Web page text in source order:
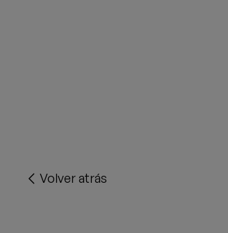
Volver atrás